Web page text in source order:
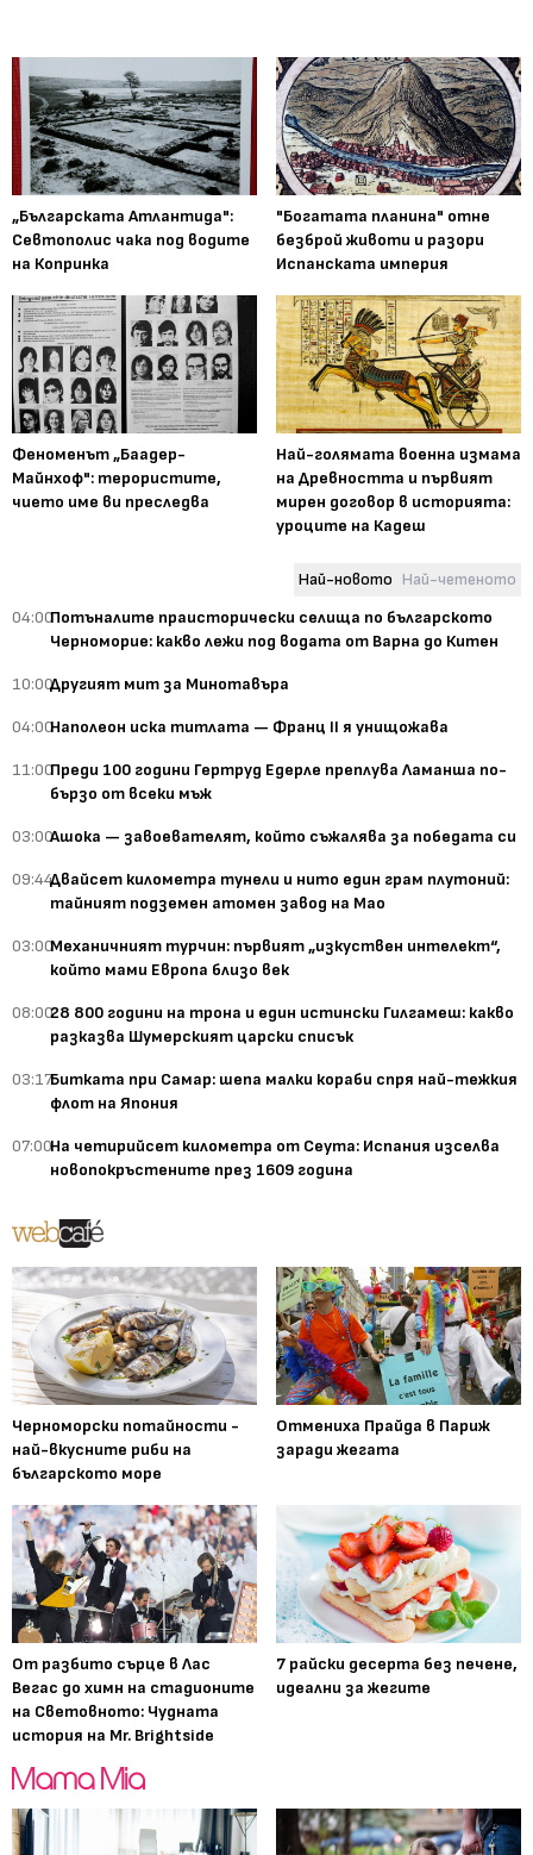
„Българската Атлантида":
Севтополис чака под водите
на Копринка
"Богатата планина" отне
безброй животи и разори
Испанската империя
Феноменът „Баадер-
Майнхоф": терористите,
чието име ви преследва
Най-голямата военна измама
на Древността и първият
мирен договор в историята:
уроците на Кадеш
Най-новото Най-четеното
04:00Потъналите праисторически селища по българското
Черноморие: какво лежи под водата от Варна до Китен
10:00Другият мит за Минотавъра
04:00Наполеон иска титлата — Франц II я унищожава
11:00Преди 100 години Гертруд Едерле преплува Ламанша по-
бързо от всеки мъж
03:00Ашока — завоевателят, който съжалява за победата си
09:44Двайсет километра тунели и нито един грам плутоний:
тайният подземен атомен завод на Мао
03:00Механичният турчин: първият „изкуствен интелект“,
който мами Европа близо век
08:0028 800 години на трона и един истински Гилгамеш: какво
разказва Шумерският царски списък
03:17Битката при Самар: шепа малки кораби спря най-тежкия
флот на Япония
07:00На четирийсет километра от Сеута: Испания изселва
новопокръстените през 1609 година
Черноморски потайности -
най-вкусните риби на
българското море
Отмениха Прайда в Париж
заради жегата
От разбито сърце в Лас
Вегас до химн на стадионите
на Световното: Чудната
история на Mr. Brightside
7 райски десерта без печене,
идеални за жегите